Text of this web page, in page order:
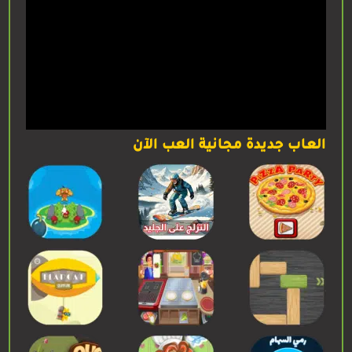
العاب جديدة مجانية العب الآن